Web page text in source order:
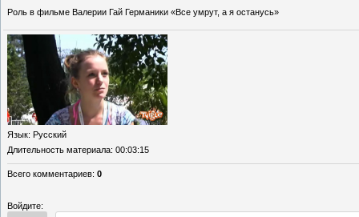
Роль в фильме Валерии Гай Германики «Все умрут, а я останусь»
Язык: Русский
Длительность материала: 00:03:15
Всего комментариев: 0
Войдите: